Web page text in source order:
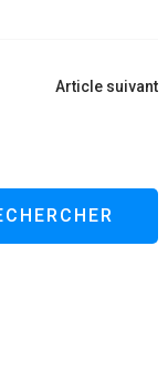
Article suivant